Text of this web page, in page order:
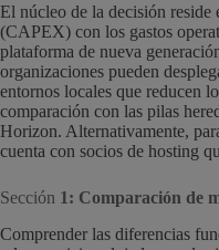
El núcleo de la decisión reside
(CAPEX) con los gastos
plataforma de nueva
organizaciones pueden
entornos locales que reducen
comparación con las pilas
Horizon. Alternativamente,
cuenta con socios de hosting
Sección 1: Comparación de
Comprender las diferencias